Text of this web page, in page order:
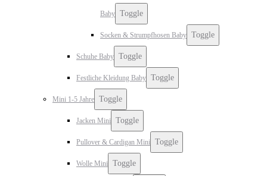
Baby Toggle
Socken & Strumpfhosen Baby Toggle
Schuhe Baby Toggle
Festliche Kleidung Baby Toggle
Mini 1-5 Jahre Toggle
Jacken Mini Toggle
Pullover & Cardigan Mini Toggle
Wolle Mini Toggle